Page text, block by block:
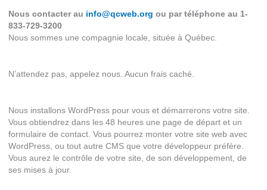
Nous contacter au info@qcweb.org ou par téléphone au 1-
833-729-3200
Nous sommes une compagnie locale, située à Québec.
N’attendez pas, appelez nous. Aucun frais caché.
Nous installons WordPress pour vous et démarrerons votre site.
Vous obtiendrez dans les 48 heures une page de départ et un
formulaire de contact. Vous pourrez monter votre site web avec
WordPress, ou tout autre CMS que votre développeur préfère.
Vous aurez le contrôle de votre site, de son développement, de
ses mises à jour.